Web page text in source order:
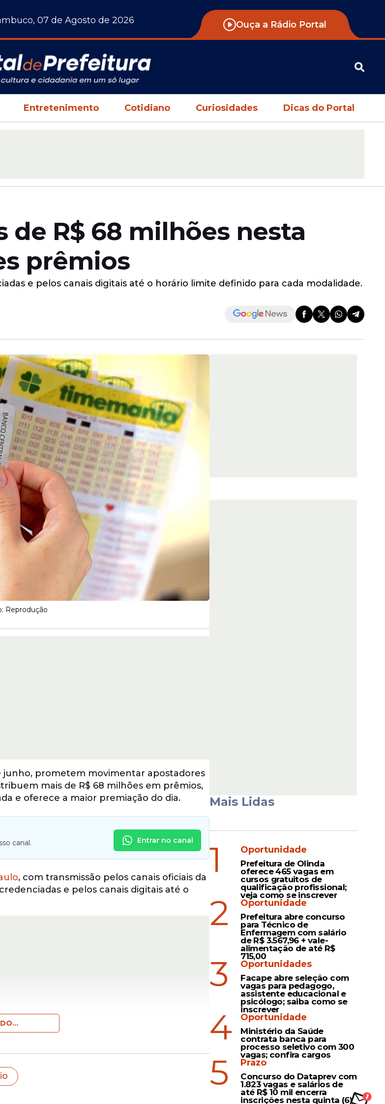
07 de Agosto de 2026 Ouça a Rádio Portal
Entretenimento Cotidiano Curiosidades Dicas do Portal
de R$ 68 milhões nesta
prêmios
e pelos canais digitais até o horário limite definido para cada modalidade.
Reprodução
junho, prometem movimentar apostadores
mais de R$ 68 milhões em prêmios,
e oferece a maior premiação do dia.
canal. Entrar no canal
, com transmissão pelos canais oficiais da
e pelos canais digitais até o
terça-feira, com prêmio estimado em R$
Mais Lidas
1 Oportunidade
Prefeitura de Olinda
oferece 465 vagas em
cursos gratuitos de
qualificação profissional;
veja como se inscrever
2 Oportunidade
Prefeitura abre concurso
para Técnico de
Enfermagem com salário
de R$ 3.567,96 + vale-
alimentação de até R$
715,00
3 Oportunidades
Facape abre seleção com
vagas para pedagogo,
assistente educacional e
psicólogo; saiba como se
inscrever
4 Oportunidade
Ministério da Saúde
contrata banca para
processo seletivo com 300
vagas; confira cargos
5 Prazo
Concurso do Dataprev com
1.823 vagas e salários de
até R$ 10 mil encerra
inscrições nesta quinta (6)